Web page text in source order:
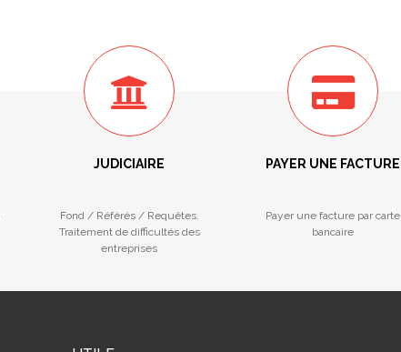
JUDICIAIRE
Fond / Référés / Requêtes.
Traitement de difficultés des
entreprises
PAYER UNE FACTURE
Payer une facture par carte
bancaire